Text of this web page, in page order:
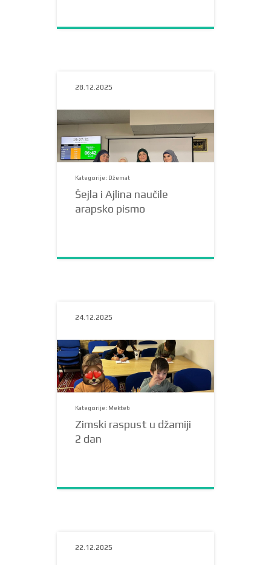
28.12.2025
Kategorije: Džemat
Šejla i Ajlina naučile
arapsko pismo
24.12.2025
Kategorije: Mekteb
Zimski raspust u džamiji
2 dan
22.12.2025